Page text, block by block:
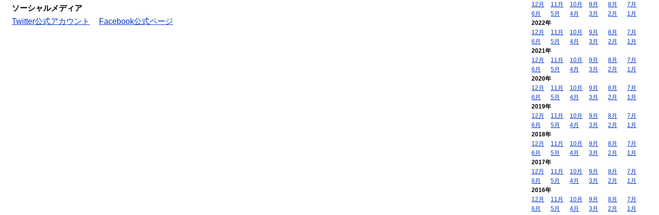
ソーシャルメディア
Twitter公式アカウント
Facebook公式ページ
12月
11月 10月 9月 8月
7月
6月
5月 4月 3月 2月
1月
2022年
12月
11月 10月 9月 8月
7月
6月
5月 4月 3月 2月
1月
2021年
12月
11月 10月 9月 8月
7月
6月
5月 4月 3月 2月
1月
2020年
12月
11月 10月 9月 8月
7月
6月
5月 4月 3月 2月
1月
2019年
12月
11月 10月 9月 8月
7月
6月
5月 4月 3月 2月
1月
2018年
12月
11月 10月 9月 8月
7月
6月
5月 4月 3月 2月
1月
2017年
12月
11月 10月 9月 8月
7月
6月
5月 4月 3月 2月
1月
2016年
12月
11月 10月 9月 8月
7月
6月
5月 4月 3月 2月
1月